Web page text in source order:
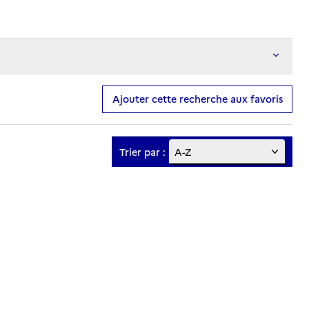
Ajouter cette recherche aux favoris
Trier par :